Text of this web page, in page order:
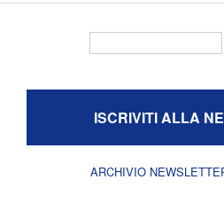
ISCRIVITI ALLA
ARCHIVIO